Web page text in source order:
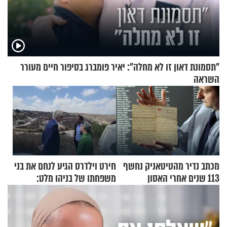
"תסמונת דאון זו לא מחלה": יאיר פומברג בסיפור חיים מעורר
השראה
מכתב נדיר מהטיטאניק נחשף
113 שנים אחרי האסון
חירט וילדרס הגיע לנחם את בני
משפחתו של בניהו מלט:
"מיליונים באירופה תומכים